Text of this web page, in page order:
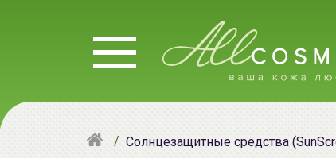
Солнцезащитные средства